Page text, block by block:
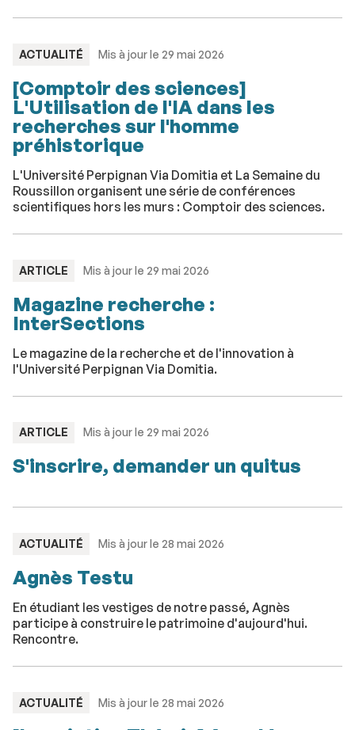
TYPE
ACTUALITÉ Mis à jour le 29 mai 2026
[Comptoir des sciences]
L'Utilisation de l'IA dans les
recherches sur l'homme
préhistorique
L'Université Perpignan Via Domitia et La Semaine du
Roussillon organisent une série de conférences
scientifiques hors les murs : Comptoir des sciences.
TYPE
ARTICLE Mis à jour le 29 mai 2026
Magazine recherche :
InterSections
Le magazine de la recherche et de l'innovation à
l'Université Perpignan Via Domitia.
TYPE
ARTICLE Mis à jour le 29 mai 2026
S'inscrire, demander un quitus
TYPE
ACTUALITÉ Mis à jour le 28 mai 2026
Agnès Testu
En étudiant les vestiges de notre passé, Agnès
participe à construire le patrimoine d'aujourd'hui.
Rencontre.
TYPE
ACTUALITÉ Mis à jour le 28 mai 2026